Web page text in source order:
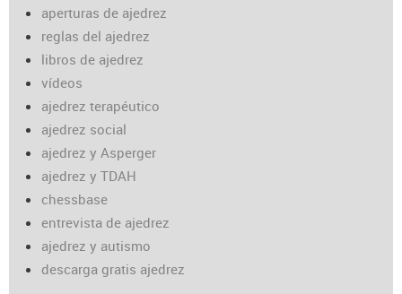
aperturas de ajedrez
reglas del ajedrez
libros de ajedrez
vídeos
ajedrez terapéutico
ajedrez social
ajedrez y Asperger
ajedrez y TDAH
chessbase
entrevista de ajedrez
ajedrez y autismo
descarga gratis ajedrez